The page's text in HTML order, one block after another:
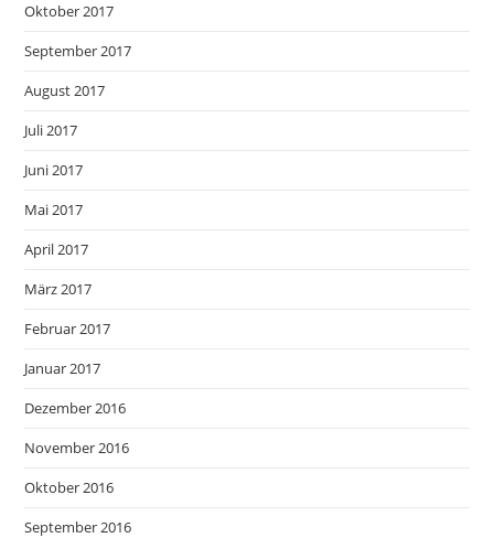
Oktober 2017
September 2017
August 2017
Juli 2017
Juni 2017
Mai 2017
April 2017
März 2017
Februar 2017
Januar 2017
Dezember 2016
November 2016
Oktober 2016
September 2016